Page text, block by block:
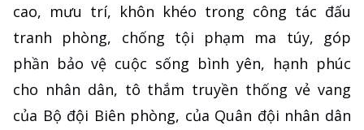
cao, mưu trí, khôn khéo trong công tác đấu
tranh phòng, chống tội phạm ma túy, góp
phần bảo vệ cuộc sống bình yên, hạnh phúc
cho nhân dân, tô thắm truyền thống vẻ vang
của Bộ đội Biên phòng, của Quân đội nhân dân